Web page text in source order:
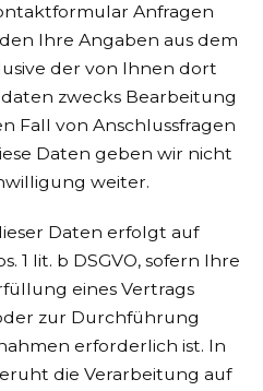
Anfragen
Ihre Angaben aus dem
der von Ihnen dort
zwecks Bearbeitung
Fall von Anschlussfragen
Daten geben wir nicht
weiter.
Daten erfolgt auf
1 lit. b DSGVO, sofern Ihre
eines Vertrags
zur Durchführung
erforderlich ist. In
die Verarbeitung auf